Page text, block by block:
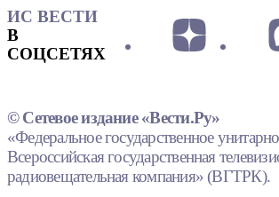
ИС ВЕСТИ
В
СОЦСЕТЯХ
© Сетевое издание «Вести.Ру»
«Федеральное государственное
Всероссийская государственная
радиовещательная компания» (ВГТРК).